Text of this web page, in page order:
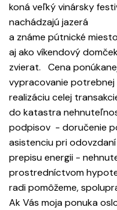
koná veľký vinársky
nachádzajú jazerá
a známe pútnické
aj ako víkendový
zvierat. Cena
vypracovanie potrebnej
realizáciu celej
do katastra
podpisov - doručenie
asistenciu pri
prepisu energii -
prostredníctvom
radi pomôžeme,
Ak Vás moja ponuka